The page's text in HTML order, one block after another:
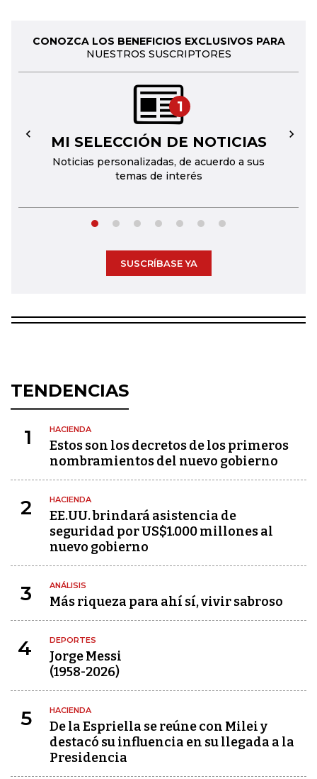
CONOZCA LOS BENEFICIOS EXCLUSIVOS PARA
NUESTROS SUSCRIPTORES
1
MI SELECCIÓN DE NOTICIAS
Noticias personalizadas, de acuerdo a sus
temas de interés
← →
SUSCRÍBASE YA
TENDENCIAS
1 HACIENDA
Estos son los decretos de los primeros
nombramientos del nuevo gobierno
2 HACIENDA
EE.UU. brindará asistencia de
seguridad por US$1.000 millones al
nuevo gobierno
3 ANÁLISIS
Más riqueza para ahí sí, vivir sabroso
4 DEPORTES
Jorge Messi
(1958-2026)
5 HACIENDA
De la Espriella se reúne con Milei y
destacó su influencia en su llegada a la
Presidencia